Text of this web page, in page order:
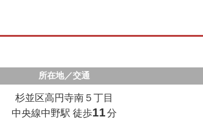
所在地／交通
杉並区高円寺南５丁目
中央線中野駅 徒歩11分